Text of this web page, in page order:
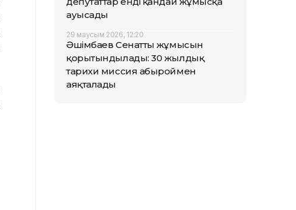
ауысады
29 маусым 2026, 12:20
Әшімбаев Сенаттың жұмысын
қорытындылады: 30 жылдық
тарихи миссия абыроймен
аяқталады